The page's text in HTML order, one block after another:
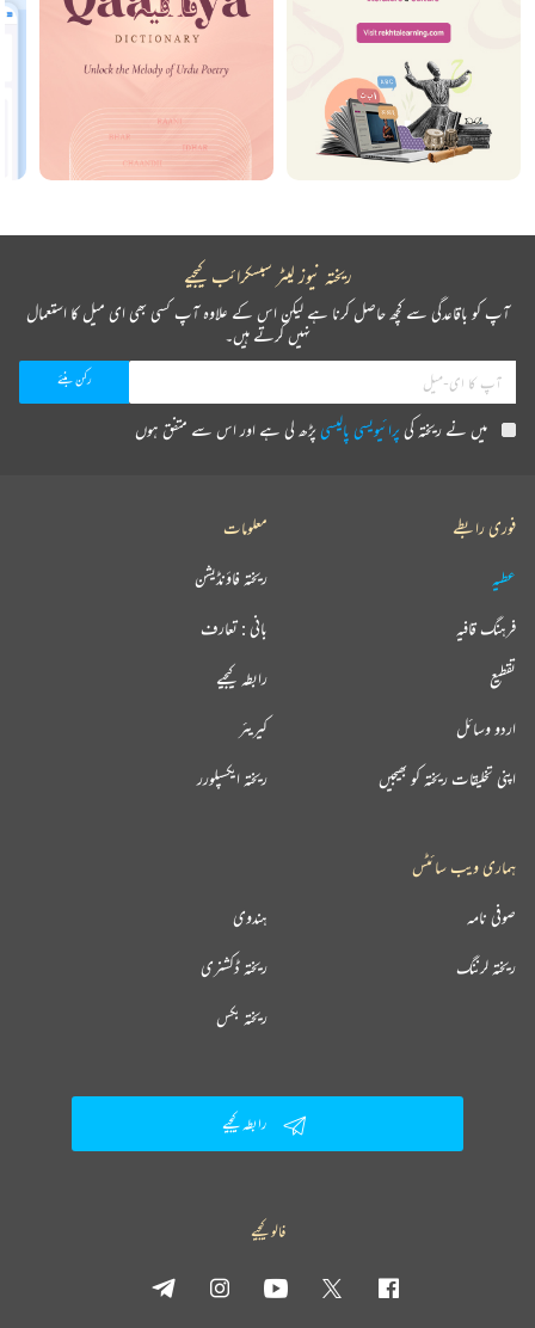
ریختہ نیوز لیٹر سبسکرائب کیجیے
آپ کو باقاعدگی سے کچھ حاصل کرنا ہے لیکن اس کے علاوہ آپ کسی بھی ای میل کا استعمال
نہیں کرتے ہیں۔
میں نے ریختہ کیپرائیویسی پالیسیپڑھ لی ہے اور اس سے متفق ہوں
فوری رابطے
عطیہ
فرہنگ قافیہ
تقطیع
اردو وسائل
اپنی تخلیقات ریختہ کو بھیجیں
معلومات
ریختہ فاؤنڈیشن
بانی : تعارف
رابطہ کیجیے
کیریئر
ریختہ ایکسپلورر
ہماری ویب سائٹس
ہندوی صوفی نامہ
ریختہ ڈکشنری ریختہ لرننگ
ریختہ بکس
رابطہ کیجیے
فالو کیجیے